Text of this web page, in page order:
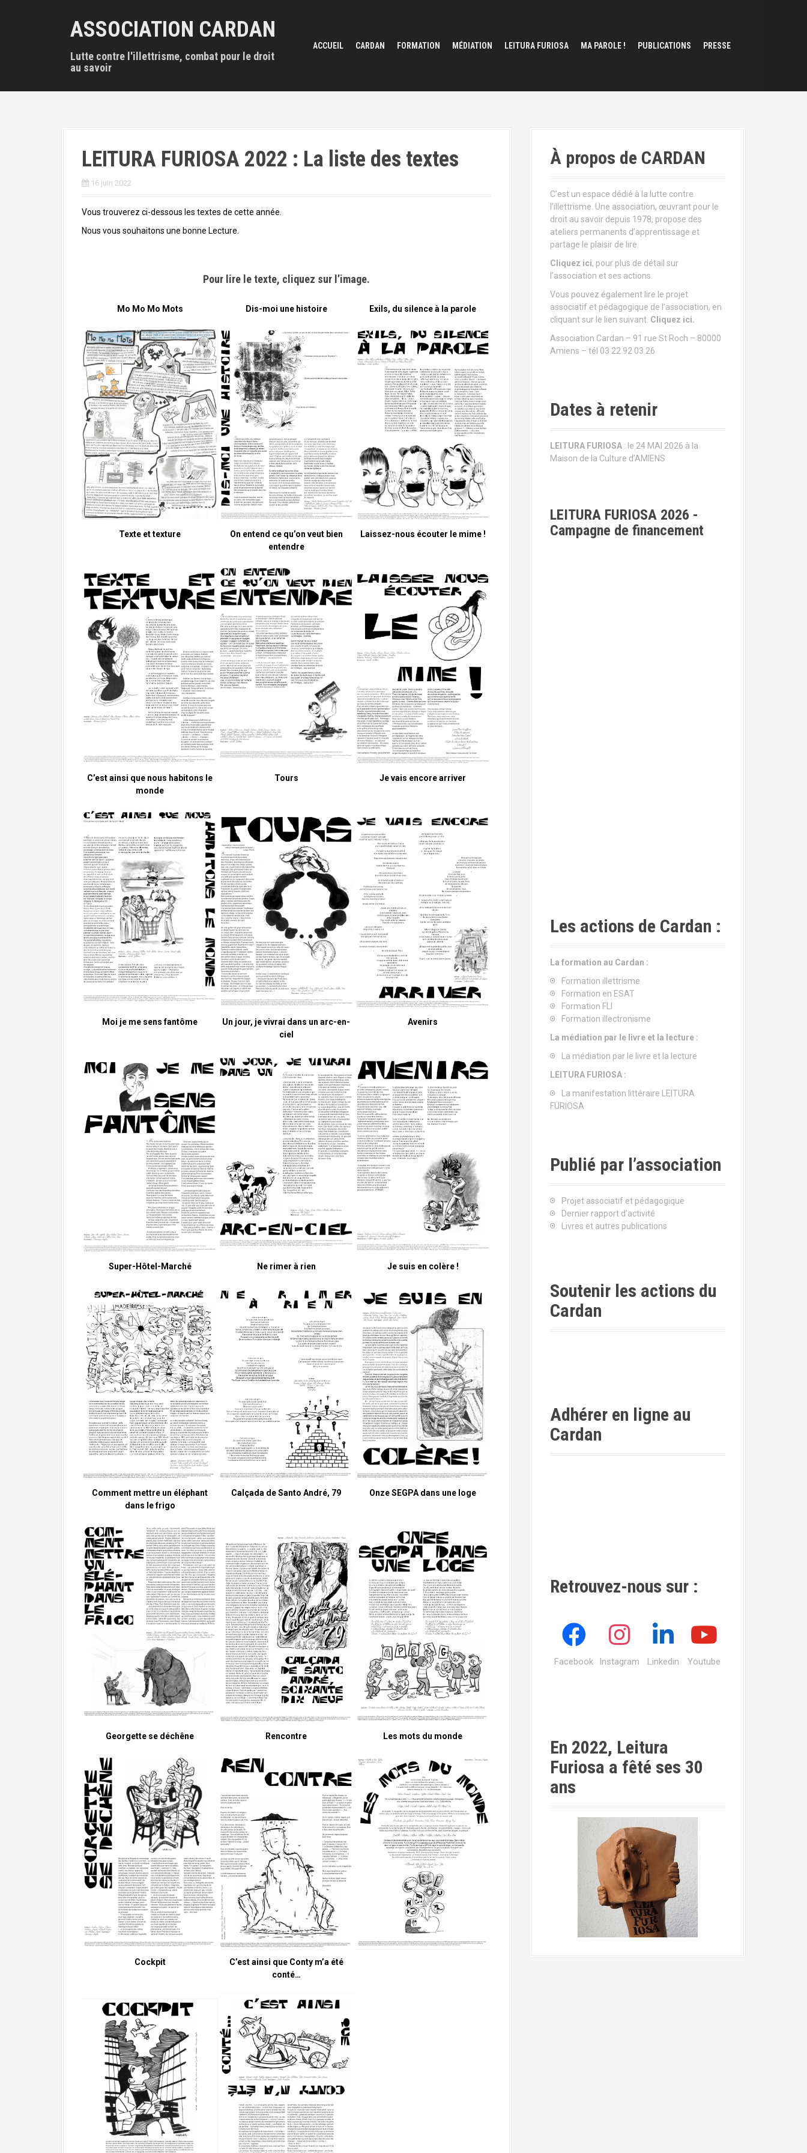
c
ASSOCIATION CARDAN
Lutte contre l'illettrisme, combat pour le droit
au savoir
ACCUEIL CARDAN FORMATION MÉDIATION LEITURA FURIOSA MA PAROLE ! PUBLICATIONS PRESSE
LEITURA FURIOSA 2022 : La liste des textes
16 juin 2022
Vous trouverez ci-dessous les textes de cette année.
Nous vous souhaitons une bonne Lecture.
Pour lire le texte, cliquez sur l’image.
Mo Mo Mo Mots Dis-moi une histoire Exils, du silence à la parole
Texte et texture
On entend ce qu’on veut bien
entendre
Laissez-nous écouter le mime !
C’est ainsi que nous habitons le
monde
Tours Je vais encore arriver
Moi je me sens fantôme
Un jour, je vivrai dans un arc-en-
ciel
Avenirs
Super-Hôtel-Marché Ne rimer à rien Je suis en colère !
Comment mettre un éléphant
dans le frigo
Calçada de Santo André, 79 Onze SEGPA dans une loge
Georgette se déchêne Rencontre Les mots du monde
Cockpit
C’est ainsi que Conty m’a été
conté…
À propos de CARDAN
C’est un espace dédié à la lutte contre
l’illettrisme. Une association, œuvrant pour le
droit au savoir depuis 1978, propose des
ateliers permanents d’apprentissage et
partage le plaisir de lire.
Cliquez ici, pour plus de détail sur
l’association et ses actions.
Vous pouvez également lire le projet
associatif et pédagogique de l’association, en
cliquant sur le lien suivant. Cliquez ici.
Association Cardan – 91 rue St Roch – 80000
Amiens – tél 03 22 92 03 26
Dates à retenir
LEITURA FURIOSA : le 24 MAI 2026 à la
Maison de la Culture d’AMIENS
LEITURA FURIOSA 2026 -
Campagne de financement
Les actions de Cardan :
La formation au Cardan :
Formation illettrisme
Formation en ESAT
Formation FLI
Formation illectronisme
La médiation par le livre et la lecture :
La médiation par le livre et la lecture
LEITURA FURIOSA :
La manifestation littéraire LEITURA
FURIOSA
Publié par l’association
Projet associatif et pédagogique
Dernier rapport d’activité
Livres et autres publications
Soutenir les actions du
Cardan
Adhérer en ligne au
Cardan
Retrouvez-nous sur :
Facebook Instagram Linkedin Youtube
En 2022, Leitura
Furiosa a fêté ses 30
ans